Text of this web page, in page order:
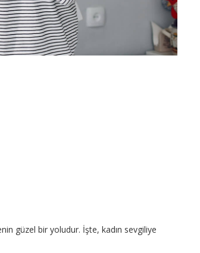
güzel bir yoludur. İşte, kadın sevgiliye